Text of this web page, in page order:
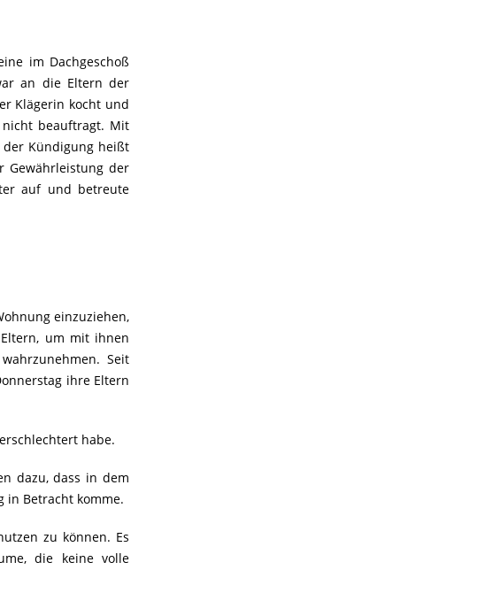
im Dachgeschoß
an die Eltern der
Klägerin kocht und
nicht beauftragt. Mit
der Kündigung heißt
Gewährleistung der
auf und betreute
einzuziehen,
um mit ihnen
Seit
ihre Eltern
habe.
dazu, dass in dem
in Betracht komme.
zu können. Es
die keine volle